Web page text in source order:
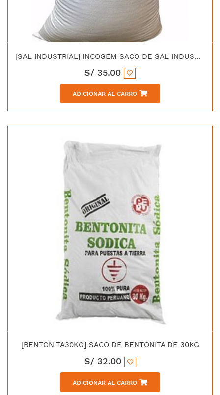
[SAL INDUSTRIAL] INCOGEM SACO DE SAL INDUSTRIAL 50KG
S/ 35.00
ADICIONAR AL CARRO
[BENTONITA30KG] SACO DE BENTONITA DE 30KG
S/ 32.00
ADICIONAR AL CARRO